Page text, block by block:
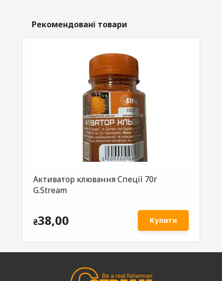
Рекомендовані товари
Активатор клювання Спеції 70г
G.Stream
₴38,00 Купити